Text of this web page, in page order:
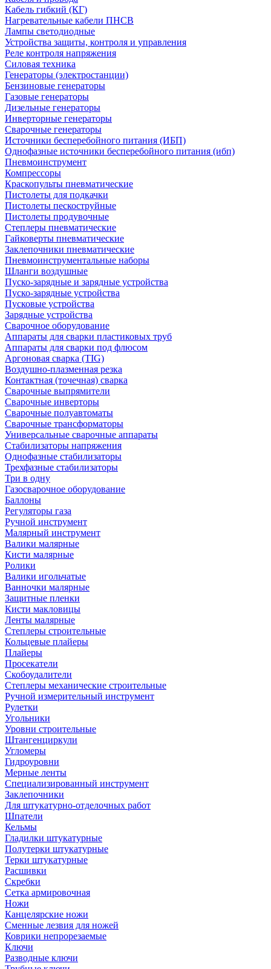
Кабель гибкий (КГ)
Нагревательные кабели ПНСВ
Лампы светодиодные
Устройства защиты, контроля и управления
Реле контроля напряжения
Силовая техника
Генераторы (электростанции)
Бензиновые генераторы
Газовые генераторы
Дизельные генераторы
Инверторные генераторы
Сварочные генераторы
Источники бесперебойного питания (ИБП)
Однофазные источники бесперебойного питания (ибп)
Пневмоинструмент
Компрессоры
Краскопульты пневматические
Пистолеты для подкачки
Пистолеты пескоструйные
Пистолеты продувочные
Степлеры пневматические
Гайковерты пневматические
Заклепочники пневматические
Пневмоинструментальные наборы
Шланги воздушные
Пуско-зарядные и зарядные устройства
Пуско-зарядные устройства
Пусковые устройства
Зарядные устройства
Сварочное оборудование
Аппараты для сварки пластиковых труб
Аппараты для сварки под флюсом
Аргоновая сварка (TIG)
Воздушно-плазменная резка
Контактная (точечная) сварка
Сварочные выпрямители
Сварочные инверторы
Сварочные полуавтоматы
Сварочные трансформаторы
Универсальные сварочные аппараты
Стабилизаторы напряжения
Однофазные стабилизаторы
Трехфазные стабилизаторы
Три в одну
Газосварочное оборудование
Баллоны
Регуляторы газа
Ручной инструмент
Малярный инструмент
Валики малярные
Кисти малярные
Ролики
Валики игольчатые
Ванночки малярные
Защитные пленки
Кисти макловицы
Ленты малярные
Степлеры строительные
Кольцевые плайеры
Плайеры
Просекатели
Скобоудалители
Степлеры механические строительные
Ручной измерительный инструмент
Рулетки
Угольники
Уровни строительные
Штангенциркули
Угломеры
Гидроуровни
Мерные ленты
Специализированный инструмент
Заклепочники
Для штукатурно-отделочных работ
Шпатели
Кельмы
Гладилки штукатурные
Полутерки штукатурные
Терки штукатурные
Расшивки
Скребки
Сетка армировочная
Ножи
Канцелярские ножи
Сменные лезвия для ножей
Коврики непрорезаемые
Ключи
Разводные ключи